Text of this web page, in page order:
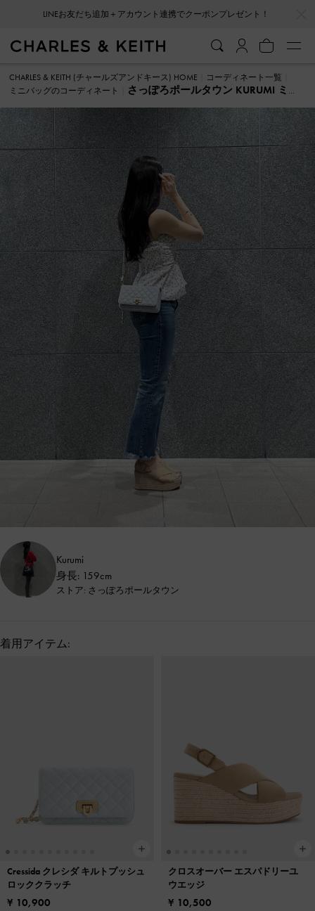
LINEお友だち追加＋アカウント連携でクーポンプレゼント！
CHARLES & KEITH (チャールズアンドキース) HOME
コーディネート一覧
ミニバッグのコーディネート
さっぽろポールタウン KURUMI ミニ
Kurumi
身長: 159cm
ストア: さっぽろポールタウン
着用アイテム:
Cressida クレシダ キルトプッシュ
ロッククラッチ
¥ 10,900
クロスオーバー エスパドリーユ
ウエッジ
¥ 10,500